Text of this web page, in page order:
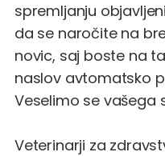
spremljanju
da se naročite na
novic, saj boste na
naslov avtomatsko
Veselimo se vašega
Veterinarji za